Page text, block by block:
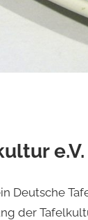
e.V.
Deutsche
der